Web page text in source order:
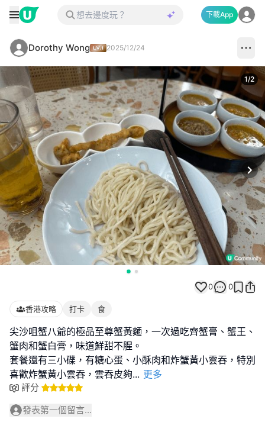
下載App
Dorothy Wong 2025/12/24
1/2
0 0
香港攻略 打卡 食
尖沙咀蟹八爺的極品至尊蟹黃麵，一次過吃齊蟹膏、蟹王、
蟹肉和蟹白膏，味道鮮甜不腥。
套餐還有三小碟，有糖心蛋、小酥肉和炸蟹黃小雲吞，特別
喜歡炸蟹黃小雲吞，雲吞皮夠... 更多
評分
發表第一個留言...